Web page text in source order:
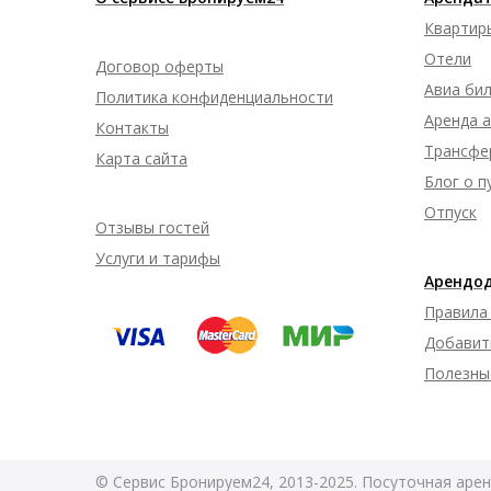
Договор оферты
Политика конфиденциальности
Контакты
Карта сайта
Отзывы гостей
Услуги и тарифы
Отели
Авиа
Аренда
Блог о
Отпуск
© Сервис Бронируем24, 2013-2025. Посуточная